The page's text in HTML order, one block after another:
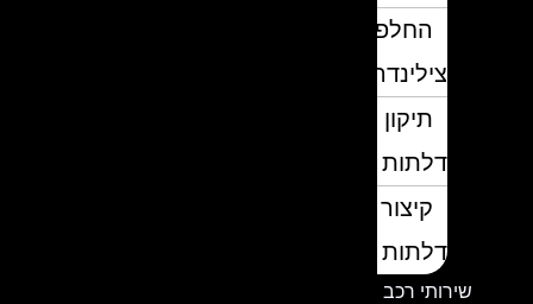
החלפת
צילינדרים
תיקון
דלתות
קיצור
דלתות
שירותי רכב